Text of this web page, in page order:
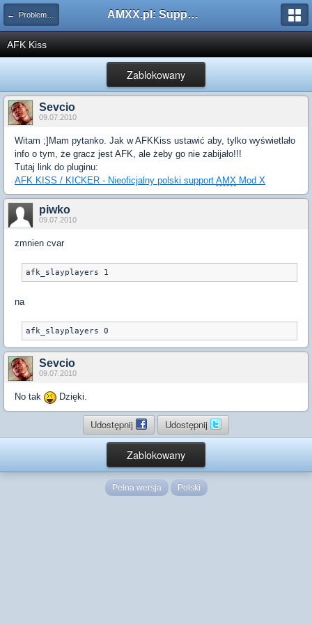
← Problemy z pluginami AMXX.pl: Support AMX Mod X i SourceMod
AFK Kiss
Zablokowany
Sevcio
09.07.2010
Witam ;]Mam pytanko. Jak w AFKKiss ustawić aby, tylko wyświetlało
info o tym, że gracz jest AFK, ale żeby go nie zabijało!!!
Tutaj link do pluginu:
AFK KISS / KICKER - Nieoficjalny polski support AMX Mod X
piwko
09.07.2010
zmnien cvar
na
Sevcio
09.07.2010
No tak Dzięki.
Udostępnij Udostępnij
Zablokowany
Pełna wersja Polski